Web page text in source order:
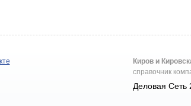
Киров и
справочник
Деловая Сеть